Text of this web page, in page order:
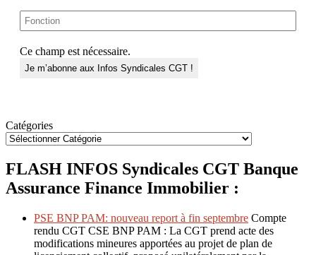
Ce champ est nécessaire.
Catégories
FLASH INFOS Syndicales CGT Banque
Assurance Finance Immobilier :
PSE BNP PAM: nouveau report à fin septembre Compte
rendu CGT CSE BNP PAM : La CGT prend acte des
modifications mineures apportées au projet de plan de